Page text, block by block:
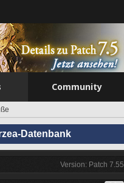
Community
Datenbank
Version: Patch 7.55